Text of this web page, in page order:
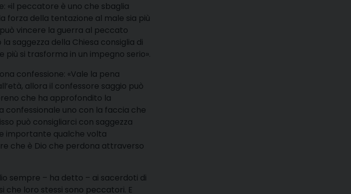
«il peccatore è uno che sbaglia
forza della tentazione al male sia più
vincere la guerra al peccato
saggezza della Chiesa consiglia di
si trasforma in un impegno serio».
confessione: «Vale la pena
allora il confessore saggio può
che ha approfondito la
confessionale uno con la faccia che
può consigliarci con saggezza
importante qualche volta
che è Dio che perdona attraverso
sempre – ha detto – ai sacerdoti di
che loro stessi sono peccatori. E